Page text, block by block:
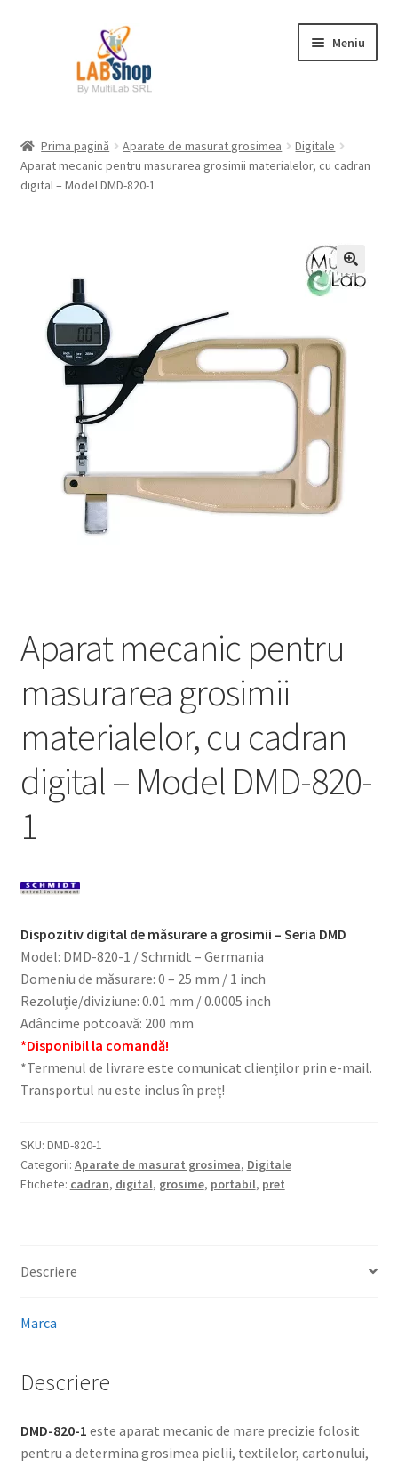
Meniu
Contul meu
Request a Quote
Condiții generale
Prelucrarea datelor cu caracter personal
Prima pagină Aparate de masurat grosimea
Digitale
Aparat mecanic pentru masurarea grosimii materialelor, cu cadran
digital – Model DMD-820-1
Aparat mecanic pentru
masurarea grosimii
materialelor, cu cadran
digital – Model DMD-820-
1
Dispozitiv digital de măsurare a grosimii – Seria DMD
Model: DMD-820-1 / Schmidt – Germania
Domeniu de măsurare: 0 – 25 mm / 1 inch
Rezoluție/diviziune: 0.01 mm / 0.0005 inch
Adâncime potcoavă: 200 mm
*Disponibil la comandă!
*Termenul de livrare este comunicat clienților prin e-mail.
Transportul nu este inclus în preț!
SKU: DMD-820-1
Categorii: Aparate de masurat grosimea, Digitale
Etichete: cadran, digital, grosime, portabil, pret
Descriere
Marca
Descriere
DMD-820-1 este aparat mecanic de mare precizie folosit
pentru a determina grosimea pielii, textilelor, cartonului,